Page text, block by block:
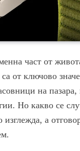
част от
от ключово
на пазара,
Но какво се
а